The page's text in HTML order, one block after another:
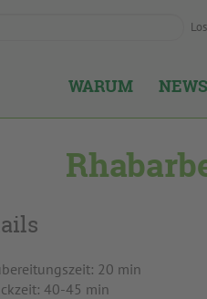
WARUM NEWS
20 min
40-45 min